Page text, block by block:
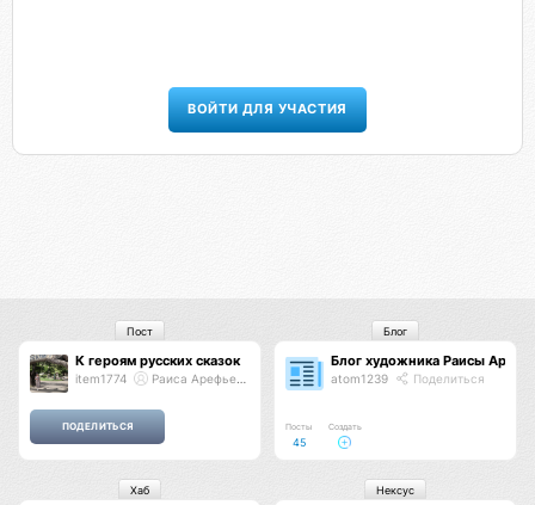
ВОЙТИ ДЛЯ УЧАСТИЯ
К героям русских сказок
item1774 Раиса Арефьева
Пост
Блог художника Раисы
atom1239 Поделиться
Посты
45
Создать
Блог
Хаб Нексус